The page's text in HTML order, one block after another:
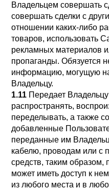
Владельцем совершать
совершать сделки с
отношении каких-либо
товаров, использовать
рекламных материалов
пропаганды. Обязуется
информацию, могущую
Владельцу.
1.11 Передает
распространять,
переделывать, а также
добавленные
переданные им
кабелю, проводам или с
средств, таким
может иметь доступ к
из любого места и в